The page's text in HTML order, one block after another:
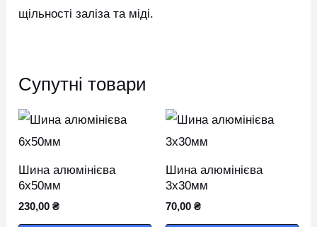
щільності заліза та міді.
Супутні товари
Шина алюмінієва
6х50мм
230,00₴
Шина алюмінієва
3х30мм
70,00 ₴